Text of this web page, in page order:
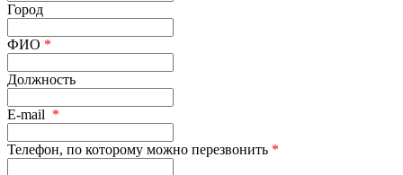
Город
ФИО *
Должность
E-mail *
Телефон, по которому можно перезвонить *